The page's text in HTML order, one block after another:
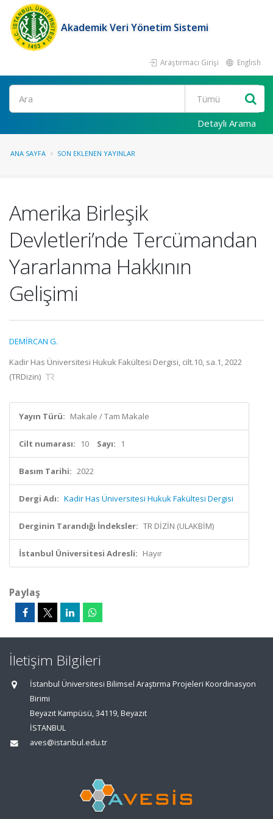
Akademik Veri Yönetim Sistemi
Araştırmacı Girişi English
Ara
Detaylı Arama
ANA SAYFA SON EKLENEN YAYINLAR
Amerika Birleşik
Devletleri’nde Tercümandan
Yararlanma Hakkının
Gelişimi
DEMİRCAN G.
Kadir Has Üniversitesi Hukuk Fakültesi Dergisi, cilt.10, sa.1, 2022
(TRDizin)
Yayın Türü: Makale / Tam Makale
Cilt numarası: 10 Sayı: 1
Basım Tarihi: 2022
Dergi Adı: Kadir Has Üniversitesi Hukuk Fakültesi Dergisi
Derginin Tarandığı İndeksler: TR DİZİN (ULAKBİM)
İstanbul Üniversitesi Adresli: Hayır
Paylaş
İletişim Bilgileri
İstanbul Üniversitesi Bilimsel Araştırma Projeleri Koordinasyon
Birimi
Beyazıt Kampüsü, 34119, Beyazıt
İSTANBUL
aves@istanbul.edu.tr